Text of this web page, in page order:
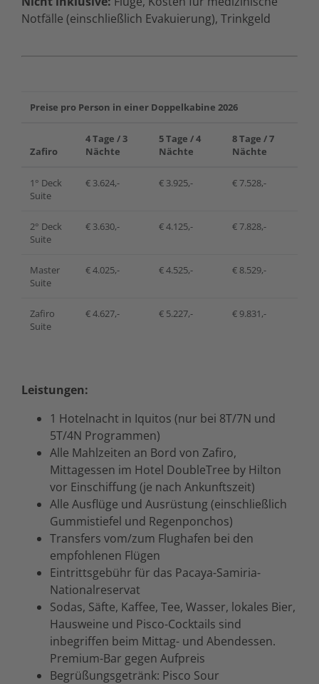
Notfälle (einschließlich Evakuierung), Trinkgeld
Preise pro Person in einer Doppelkabine 2026
Zafiro
4 Tage / 3
Nächte
5 Tage / 4
Nächte
8 Tage / 7
Nächte
1° Deck
Suite
€ 3.624,- € 3.925,- € 7.528,-
2° Deck
Suite
€ 3.630,- € 4.125,- € 7.828,-
Master
Suite
€ 4.025,- € 4.525,- € 8.529,-
Zafiro
Suite
€ 4.627,- € 5.227,- € 9.831,-
Leistungen:
1 Hotelnacht in Iquitos (nur bei 8T/7N und
5T/4N Programmen)
Alle Mahlzeiten an Bord von Zafiro,
Mittagessen im Hotel DoubleTree by Hilton
vor Einschiffung (je nach Ankunftszeit)
Alle Ausflüge und Ausrüstung (einschließlich
Gummistiefel und Regenponchos)
Transfers vom/zum Flughafen bei den
empfohlenen Flügen
Eintrittsgebühr für das Pacaya-Samiria-
Nationalreservat
Sodas, Säfte, Kaffee, Tee, Wasser, lokales Bier,
Hausweine und Pisco-Cocktails sind
inbegriffen beim Mittag- und Abendessen.
Premium-Bar gegen Aufpreis
Begrüßungsgetränk: Pisco Sour